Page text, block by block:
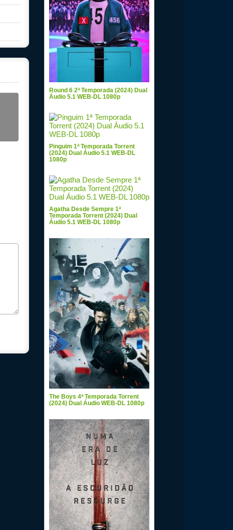
Round 6 2ª Temporada (2024) Dual
Áudio 5.1 WEB-DL 1080p
Pinguim 1ª Temporada Torrent
(2024) Dual Áudio 5.1 WEB-DL
1080p
Agatha Desde Sempre 1ª
Temporada Torrent (2024) Dual
Áudio 5.1 WEB-DL 1080p
The Boys 4ª Temporada Torrent
(2024) Dual Áudio WEB-DL 1080p